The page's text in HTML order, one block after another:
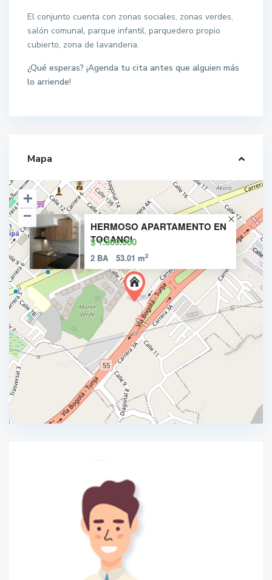
El conjunto cuenta con zonas sociales, zonas verdes,
salón comunal, parque infantil, parquedero propio
cubierto, zona de lavanderia.
¿Qué esperas? ¡Agenda tu cita antes que alguien más
lo arriende!
Mapa
HERMOSO APARTAMENTO EN
TOCANCI
$ 1.300.000
2 BA 53.01 m2